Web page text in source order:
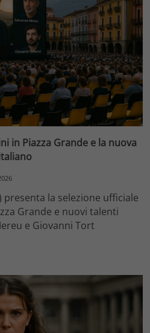
in Piazza Grande e la nuova
presenta la selezione ufficiale
Grande e nuovi talenti
e Giovanni Tort